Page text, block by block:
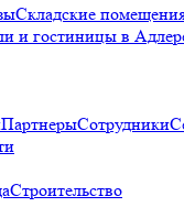
Складские
и гостиницы в
ПартнерыСотрудники
Строительство